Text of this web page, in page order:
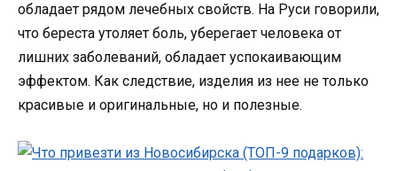
обладает рядом лечебных свойств. На Руси говорили,
что береста утоляет боль, уберегает человека от
лишних заболеваний, обладает успокаивающим
эффектом. Как следствие, изделия из нее не только
красивые и оригинальные, но и полезные.